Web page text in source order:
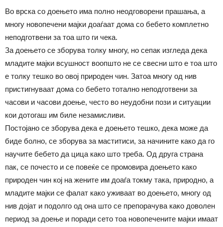
Во врска со доењето има полно неодговорени прашања, а
многу новопечени мајки доаѓаат дома со бебето комплетно
неподготвени за тоа што ги чека.
За доењето се зборува толку многу, но сепак изгледа дека
младите мајки всушност воопшто не се свесни што е тоа што
е толку тешко во овој природен чин. Затоа многу од нив
пристигнуваат дома со бебето тотално неподготвени за
часови и часови доење, често во неудобни пози и ситуации
кои дотогаш им биле незамисливи.
Постојано се зборува дека е доењето тешко, дека може да
биде болно, се зборува за маститиси, за начините како да го
научите бебето да цица како што треба. Од друга страна
пак, се почесто и се повеќе се промовира доењето како
природен чин кој на жените им доаѓа токму така, природно, а
младите мајки се фалат како уживаат во доењето, многу од
нив дојат и подолго од она што се препорачува како доволен
период за доење и поради сето тоа новопечените мајки имаат